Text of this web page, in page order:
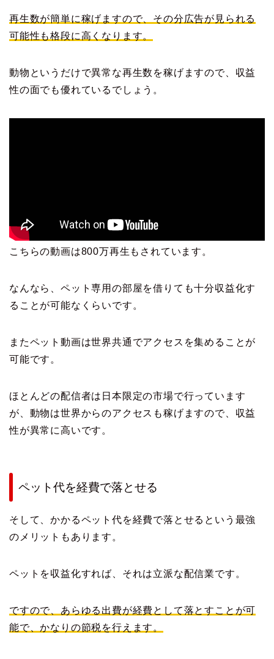
再生数が簡単に稼げますので、その分広告が見られる
可能性も格段に高くなります。
動物というだけで異常な再生数を稼げますので、収益
性の面でも優れているでしょう。
こちらの動画は800万再生もされています。
なんなら、ペット専用の部屋を借りても十分収益化す
ることが可能なくらいです。
またペット動画は世界共通でアクセスを集めることが
可能です。
ほとんどの配信者は日本限定の市場で行っています
が、動物は世界からのアクセスも稼げますので、収益
性が異常に高いです。
ペット代を経費で落とせる
そして、かかるペット代を経費で落とせるという最強
のメリットもあります。
ペットを収益化すれば、それは立派な配信業です。
ですので、あらゆる出費が経費として落とすことが可
能で、かなりの節税を行えます。